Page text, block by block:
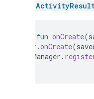
fun onCreate(
super .onCreate(
homeManager .